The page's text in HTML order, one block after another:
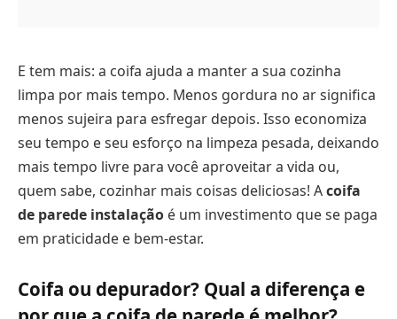
E tem mais: a coifa ajuda a manter a sua cozinha
limpa por mais tempo. Menos gordura no ar significa
menos sujeira para esfregar depois. Isso economiza
seu tempo e seu esforço na limpeza pesada, deixando
mais tempo livre para você aproveitar a vida ou,
quem sabe, cozinhar mais coisas deliciosas! Acoifa
de parede instalação é um investimento que se paga
em praticidade e bem-estar.
Coifa ou depurador? Qual a diferença e